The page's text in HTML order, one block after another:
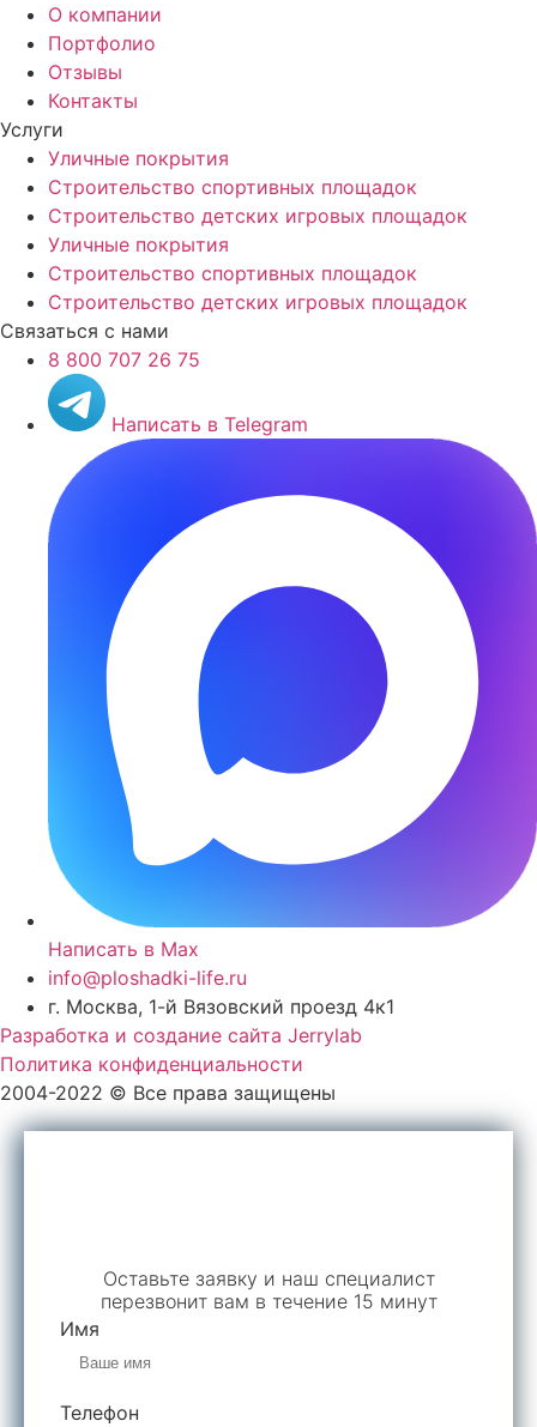
О компании
Портфолио
Отзывы
Контакты
Услуги
Уличные покрытия
Строительство спортивных площадок
Строительство детских игровых площадок
Уличные покрытия
Строительство спортивных площадок
Строительство детских игровых площадок
Связаться с нами
8 800 707 26 75
Написать в Telegram
Написать в Max
info@ploshadki-life.ru
г. Москва, 1-й Вязовский проезд 4к1
Разработка и создание сайта Jerrylab
Политика конфиденциальности
2004-2022 © Все права защищены
Оставьте заявку и наш специалист
перезвонит вам в течение 15 минут
Имя
Телефон